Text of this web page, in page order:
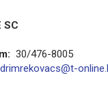
SC
30/476-8005
drimrekovacs@t-